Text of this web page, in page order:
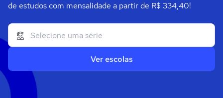
de estudos com mensalidade a partir de R$ 334,40!
Ver escolas